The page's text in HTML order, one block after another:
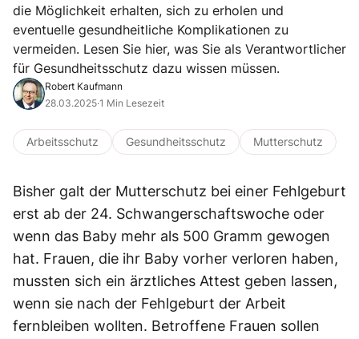
die Möglichkeit erhalten, sich zu erholen und
eventuelle gesundheitliche Komplikationen zu
vermeiden. Lesen Sie hier, was Sie als Verantwortlicher
für Gesundheitsschutz dazu wissen müssen.
Robert Kaufmann
28.03.2025·1 Min Lesezeit
Arbeitsschutz Gesundheitsschutz Mutterschutz
Bisher galt der Mutterschutz bei einer Fehlgeburt
erst ab der 24. Schwangerschaftswoche oder
wenn das Baby mehr als 500 Gramm gewogen
hat. Frauen, die ihr Baby vorher verloren haben,
mussten sich ein ärztliches Attest geben lassen,
wenn sie nach der Fehlgeburt der Arbeit
fernbleiben wollten. Betroffene Frauen sollen